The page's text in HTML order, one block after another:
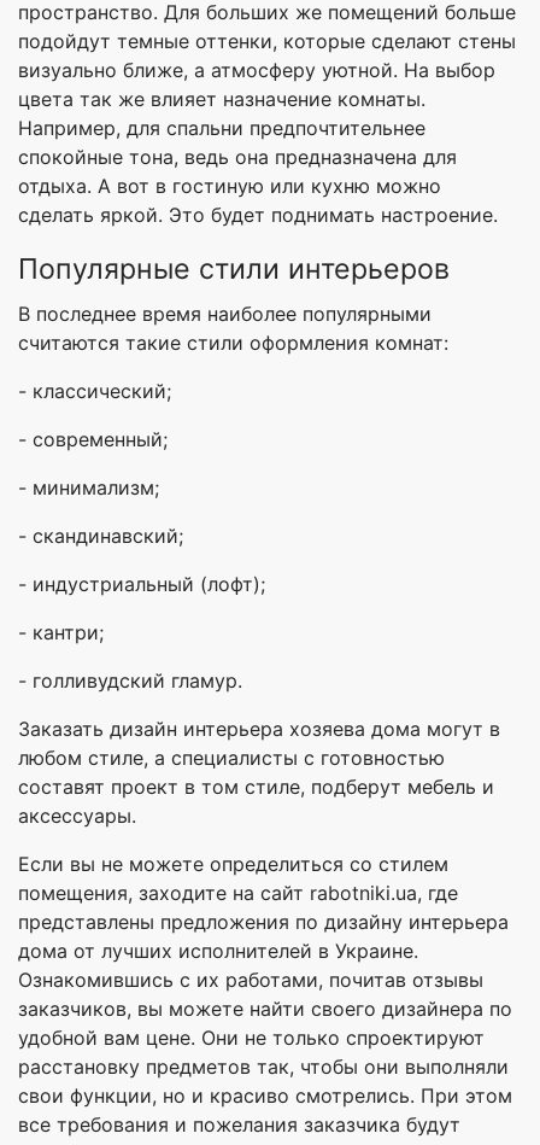
пространство. Для больших же помещений больше
подойдут темные оттенки, которые сделают стены
визуально ближе, а атмосферу уютной. На выбор
цвета так же влияет назначение комнаты.
Например, для спальни предпочтительнее
спокойные тона, ведь она предназначена для
отдыха. А вот в гостиную или кухню можно
сделать яркой. Это будет поднимать настроение.
Популярные стили интерьеров
В последнее время наиболее популярными
считаются такие стили оформления комнат:
- классический;
- современный;
- минимализм;
- скандинавский;
- индустриальный (лофт);
- кантри;
- голливудский гламур.
Заказать дизайн интерьера хозяева дома могут в
любом стиле, а специалисты с готовностью
составят проект в том стиле, подберут мебель и
аксессуары.
Если вы не можете определиться со стилем
помещения, заходите на сайт rabotniki.ua, где
представлены предложения по дизайну интерьера
дома от лучших исполнителей в Украине.
Ознакомившись с их работами, почитав отзывы
заказчиков, вы можете найти своего дизайнера по
удобной вам цене. Они не только спроектируют
расстановку предметов так, чтобы они выполняли
свои функции, но и красиво смотрелись. При этом
все требования и пожелания заказчика будут